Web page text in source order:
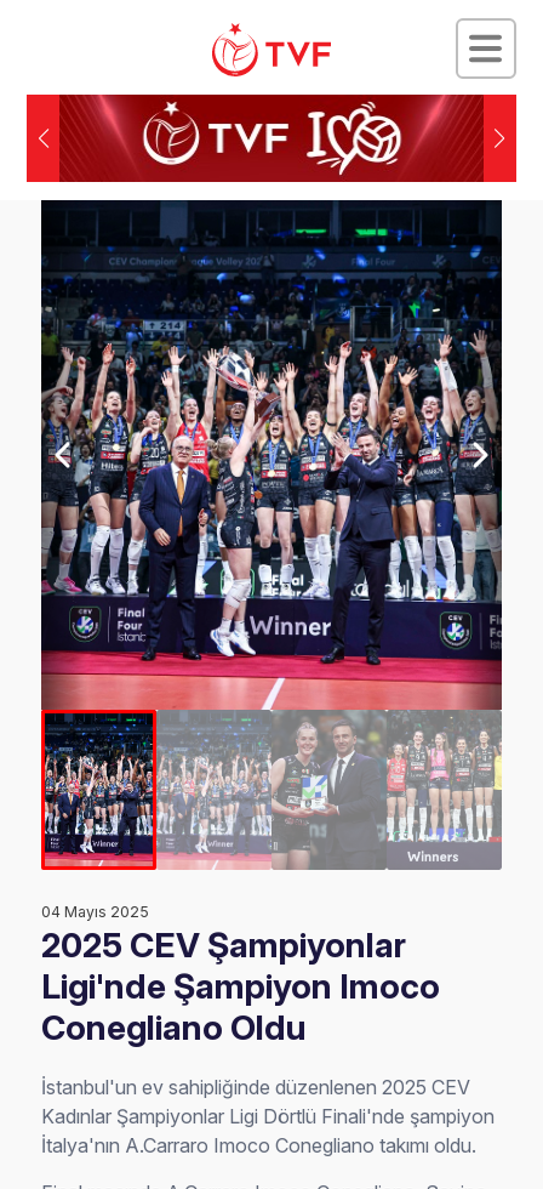
04 Mayıs 2025
2025 CEV Şampiyonlar
Ligi'nde Şampiyon Imoco
Conegliano Oldu
İstanbul'un ev sahipliğinde düzenlenen 2025 CEV
Kadınlar Şampiyonlar Ligi Dörtlü Finali'nde şampiyon
İtalya'nın A.Carraro Imoco Conegliano takımı oldu.